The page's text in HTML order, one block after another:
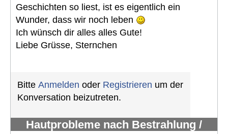
Geschichten so liest, ist es eigentlich ein
Wunder, dass wir noch leben
Ich wünsch dir alles alles Gute!
Liebe Grüsse, Sternchen
Bitte Anmelden oder Registrieren um der
Konversation beizutreten.
Hautprobleme nach Bestrahlung /